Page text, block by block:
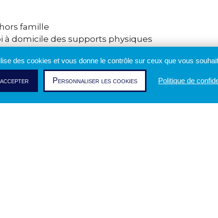
famille
à domicile des supports physiques
l’authentification via France Connect
pour valider automatiquement différents
des cookies et vous donne le contrôle sur ceux que vous
Personnaliser les cookies Politique de